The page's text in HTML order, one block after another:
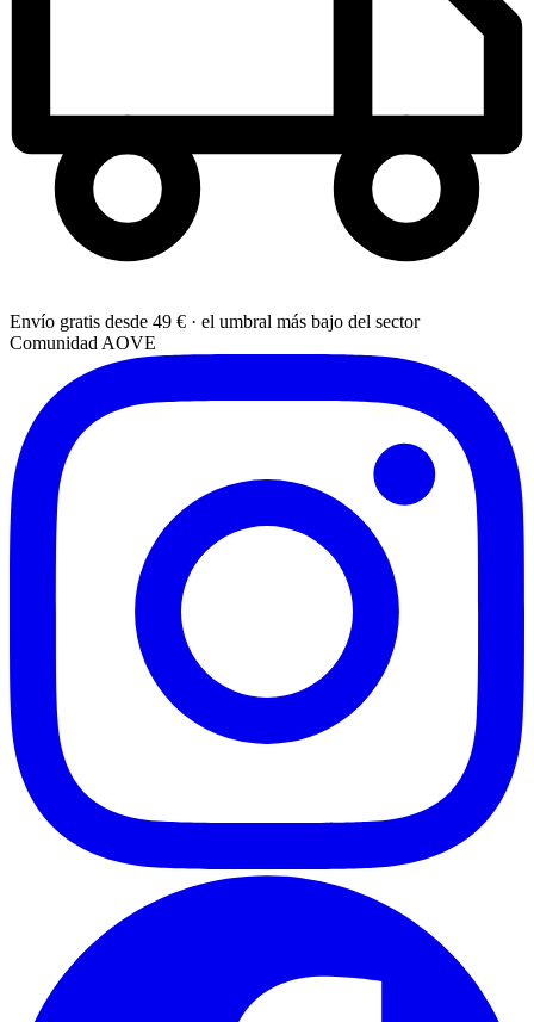
Envío gratis desde 49 € · el umbral más bajo del sector
Comunidad AOVE